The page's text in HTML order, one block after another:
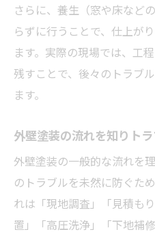
さらに、養生（窓や床など
らずに行うことで、仕上が
ます。実際の現場では、工
残すことで、後々のトラブ
ます。
外壁塗装の流れを知りト
外壁塗装の一般的な流れを
のトラブルを未然に防ぐた
れは「現地調査」「見積も
置」「高圧洗浄」「下地補